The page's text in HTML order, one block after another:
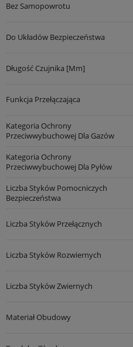
Bez Samopowrotu
Do Układów Bezpieczeństwa
Długość Czujnika [mm]
Funkcja Przełączająca
Kategoria Ochrony
Przeciwwybuchowej Dla Gazów
Kategoria Ochrony
Przeciwwybuchowej Dla Pyłów
Liczba Styków Pomocniczych
Bezpieczeństwa
Liczba Styków Przełącznych
Liczba Styków Rozwiernych
Liczba Styków Zwiernych
Materiał Obudowy